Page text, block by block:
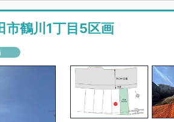
るため、構造用集成材にヒノキを使用しており
って、きちんと手入れをして、長く大切に使う
技術基準をクリアした物件だけが認定を受けられ
国が定めた下記
つの技術基準をクリアする必要
耐震性②劣化対策③維持管理性④住戸面積⑤省エ
、固定資産税の減税、中古市場での売却時にも
市鶴川1丁目5区画